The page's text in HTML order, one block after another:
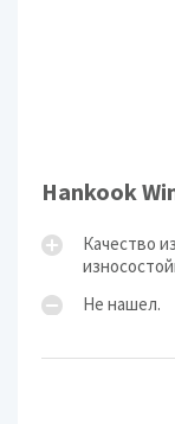
Hankook
Качество
Не нашел.